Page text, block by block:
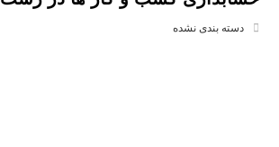
دسته بندی نشده